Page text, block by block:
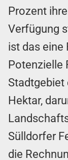
Prozent
Verfügung
ist das eine
Potenzielle
Stadtgebiet
Hektar,
Sülldorfer
die